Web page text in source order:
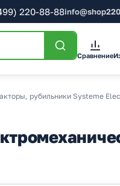
220-88-88
Сравнение
рубильники Systeme